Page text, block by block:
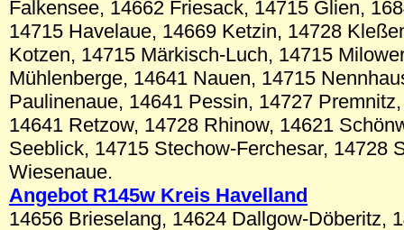
Falkensee, 14662 Friesack, 14715 Glien,
14715 Havelaue, 14669 Ketzin, 14728
Kotzen, 14715 Märkisch-Luch, 14715
Mühlenberge, 14641 Nauen, 14715
Paulinenaue, 14641 Pessin, 14727
14641 Retzow, 14728 Rhinow, 14621
Seeblick, 14715 Stechow-Ferchesar, 14728
Wiesenaue.
Angebot R145w Kreis Havelland
14656 Brieselang, 14624 Dallgow-Döberitz,